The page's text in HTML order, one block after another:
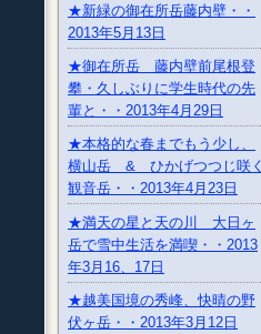
★新緑の御在所岳藤内壁・・
2013年5月13日
★御在所岳 藤内壁前尾根登
攀・久しぶりに学生時代の先
輩と・・2013年4月29日
★本格的な春までもう少し、
横山岳 & ひかげつつじ咲く
観音岳・・2013年4月23日
★満天の星と天の川 大日ヶ
岳で雪中生活を満喫・・2013
年3月16、17日
★越美国境の秀峰、快晴の野
伏ヶ岳・・2013年3月12日